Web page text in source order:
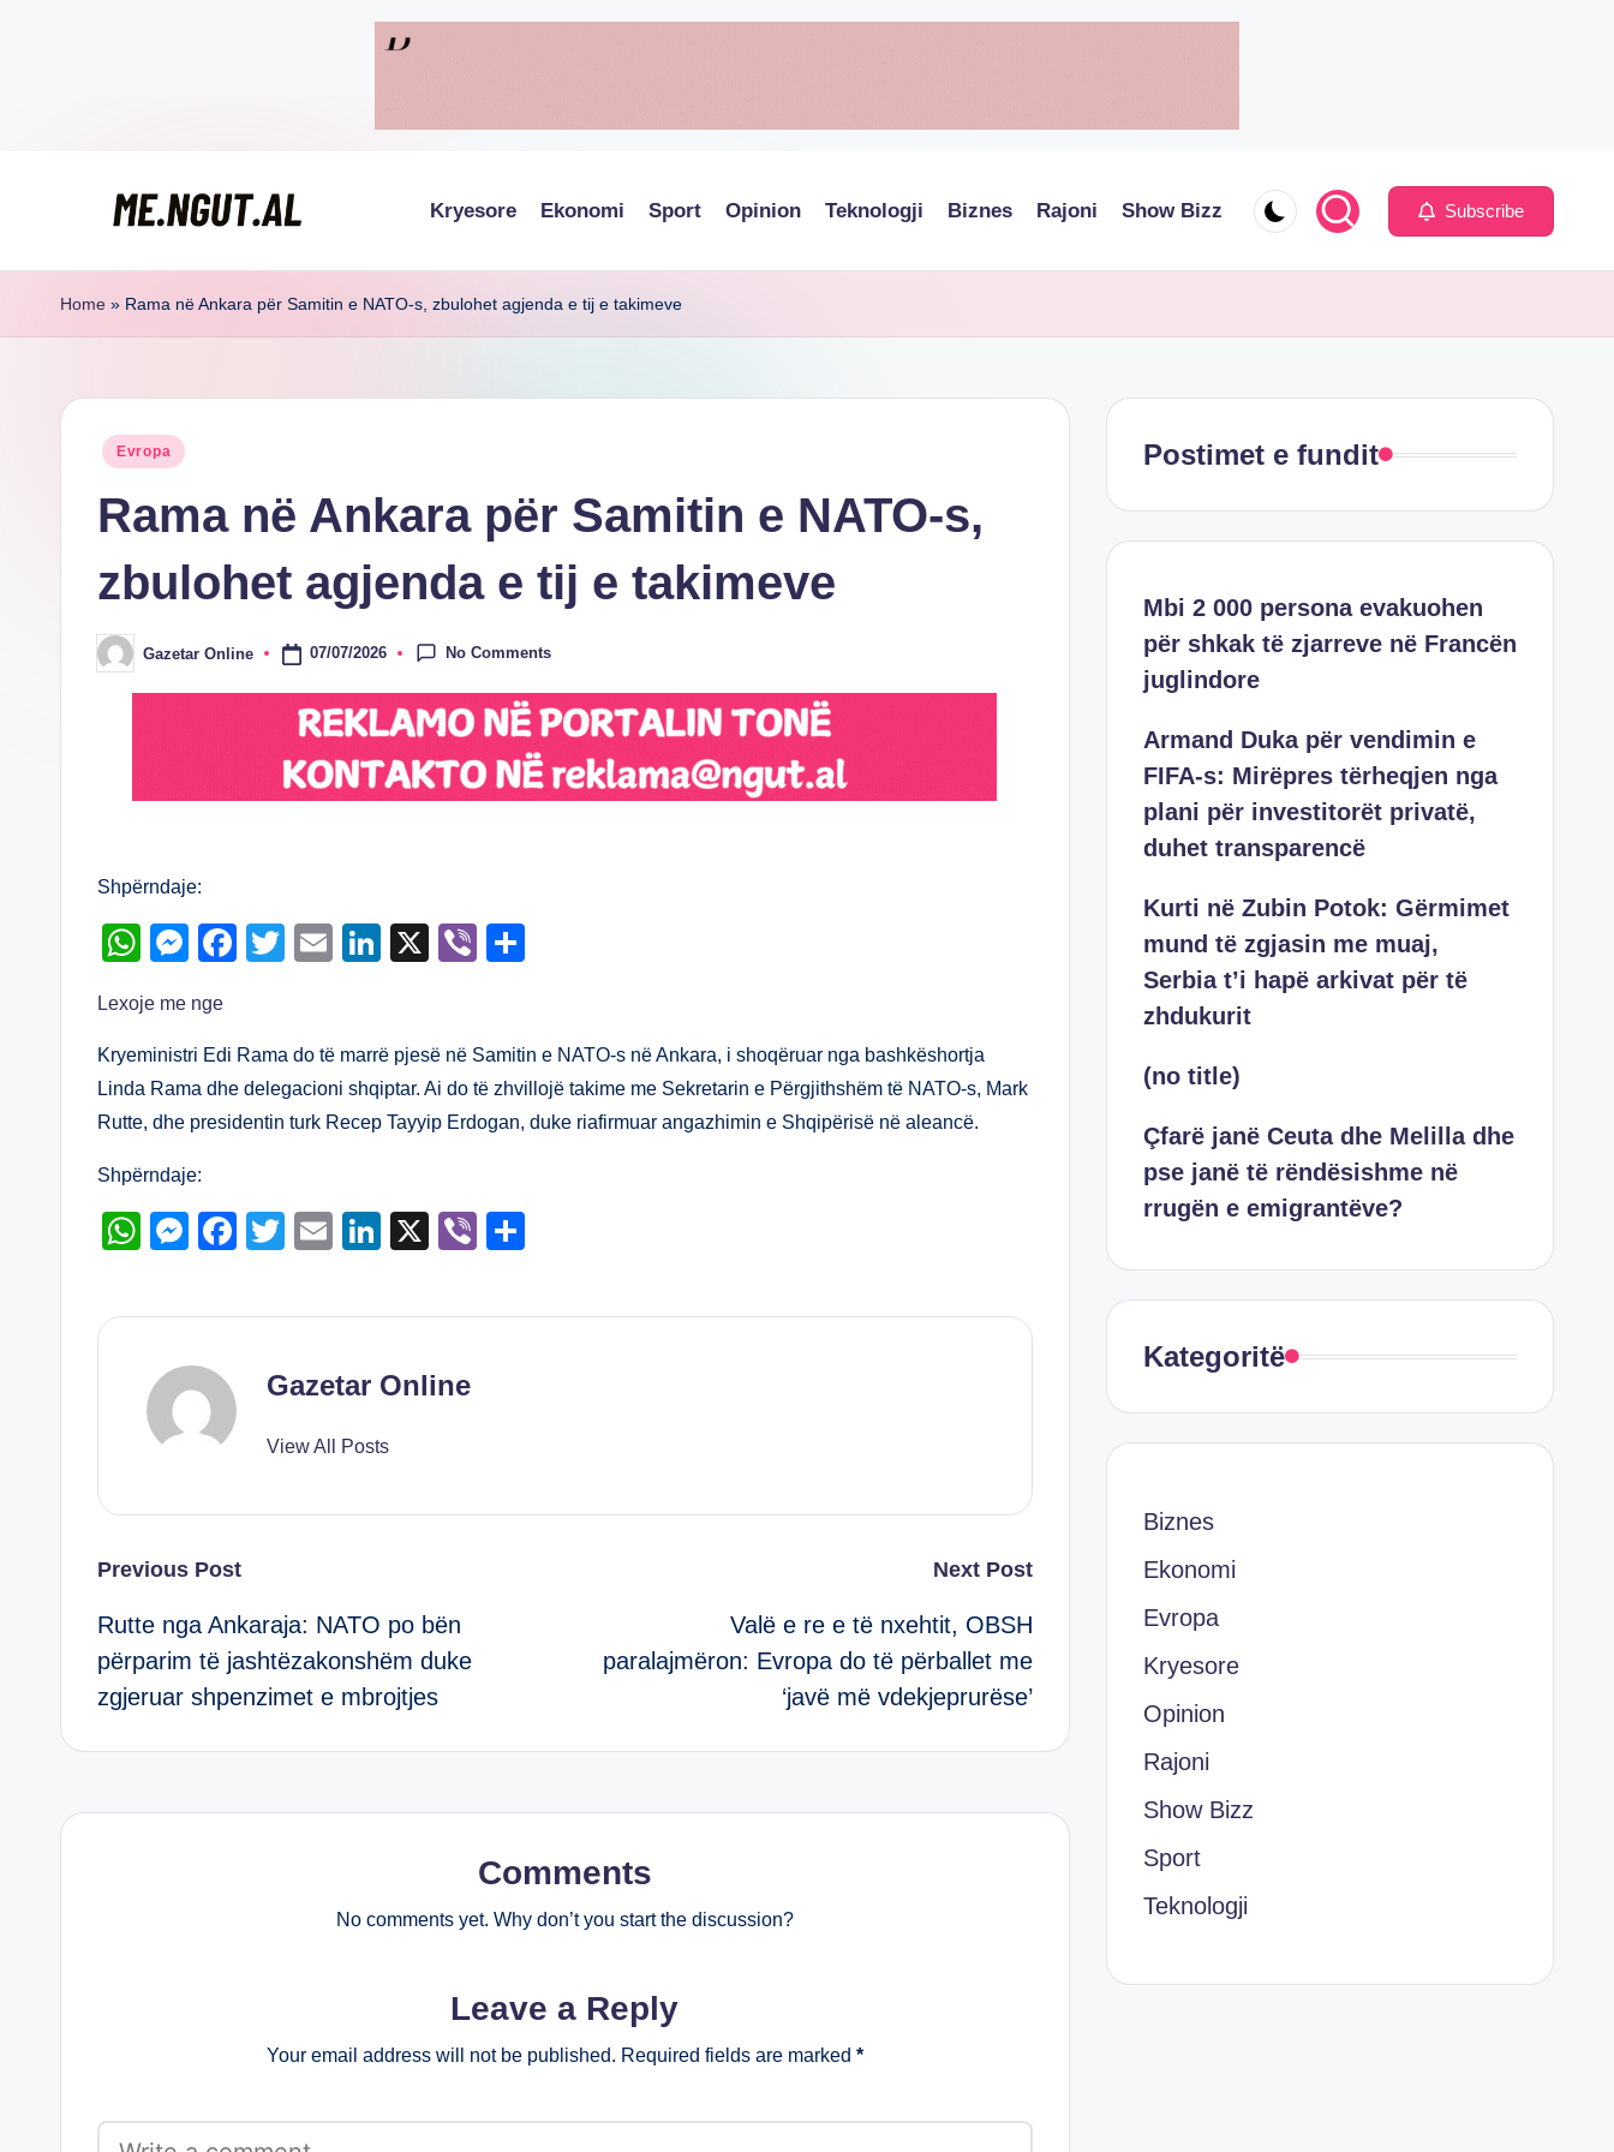
M
e
g
lexohen
ngut
Kryesore Ekonomi Sport Opinion Teknologji Biznes Rajoni Show Bizz Subscribe
Home » Rama në Ankara për Samitin e NATO-s, zbulohet agjenda e tij e takimeve
Posted
Evropa
Rama në Ankara për Samitin e NATO-s,
zbulohet agjenda e tij e takimeve
Posted
by
Gazetar Online 07/07/2026 No Comments
Shpërndaje:
W
at
s
A
p
p
M
ss
e
n
g
er
F
e
b
o
k
T
er
E
Li
e
dI
n
X
Vi
e
Lexoje me nge
Kryeministri Edi Rama do të marrë pjesë në Samitin e NATO-s në Ankara, i shoqëruar nga bashkëshortja
Linda Rama dhe delegacioni shqiptar. Ai do të zhvillojë takime me Sekretarin e Përgjithshëm të NATO-s, Mark
Rutte, dhe presidentin turk Recep Tayyip Erdogan, duke riafirmuar angazhimin e Shqipërisë në aleancë.
Shpërndaje:
W
at
A
p
M
ss
n
g
F
c
T
tt
E
ail
Li
k
dI
X
Vi
er ar
Gazetar Online
View All Posts
Post
navigation
Previous Post
Rutte nga Ankaraja: NATO po bën
përparim të jashtëzakonshëm duke
zgjeruar shpenzimet e mbrojtjes
Next Post
Valë e re e të nxehtit, OBSH
paralajmëron: Evropa do të përballet me
‘javë më vdekjeprurëse’
Comments
No comments yet. Why don’t you start the discussion?
Leave a Reply
Your email address will not be published. Required fields are marked *
Postimet e fundit
Mbi 2 000 persona evakuohen
për shkak të zjarreve në Francën
juglindore
Armand Duka për vendimin e
FIFA-s: Mirëpres tërheqjen nga
plani për investitorët privatë,
duhet transparencë
Kurti në Zubin Potok: Gërmimet
mund të zgjasin me muaj,
Serbia t’i hapë arkivat për të
zhdukurit
(no title)
Çfarë janë Ceuta dhe Melilla dhe
pse janë të rëndësishme në
rrugën e emigrantëve?
Kategoritë
Biznes
Ekonomi
Evropa
Kryesore
Opinion
Rajoni
Show Bizz
Sport
Teknologji